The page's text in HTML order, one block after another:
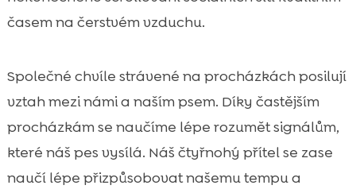
časem na čerstvém vzduchu.
Společné chvíle strávené na procházkách posilují
vztah mezi námi a naším psem. Díky častějším
procházkám se naučíme lépe rozumět signálům,
které náš pes vysílá. Náš čtyřnohý přítel se zase
naučí lépe přizpůsobovat našemu tempu a